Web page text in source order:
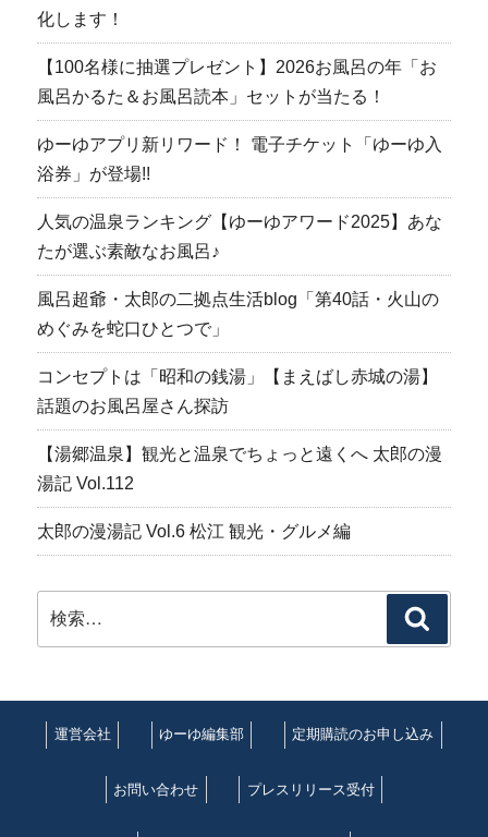
化します！
【100名様に抽選プレゼント】2026お風呂の年「お
風呂かるた＆お風呂読本」セットが当たる！
ゆーゆアプリ新リワード！ 電子チケット「ゆーゆ入
浴券」が登場!!
人気の温泉ランキング【ゆーゆアワード2025】あな
たが選ぶ素敵なお風呂♪
風呂超爺・太郎の二拠点生活blog「第40話・火山の
めぐみを蛇口ひとつで」
コンセプトは「昭和の銭湯」【まえばし赤城の湯】
話題のお風呂屋さん探訪
【湯郷温泉】観光と温泉でちょっと遠くへ 太郎の漫
湯記 Vol.112
太郎の漫湯記 Vol.6 松江 観光・グルメ編
索
運営会社 ゆーゆ編集部 定期購読のお申し込み
お問い合わせ プレスリリース受付